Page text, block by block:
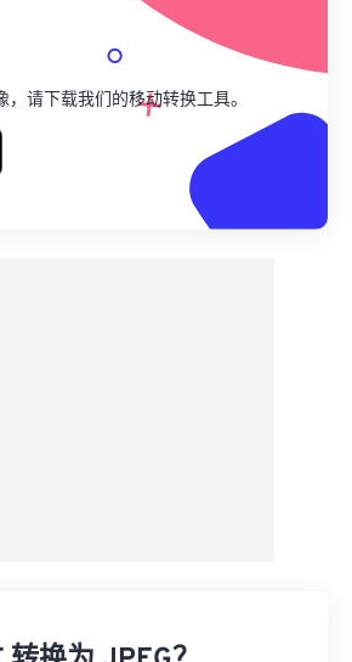
请下载我们的移动转换工具。